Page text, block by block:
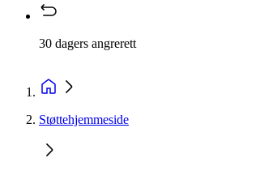
30 dagers angrerett
Støttehjemmeside